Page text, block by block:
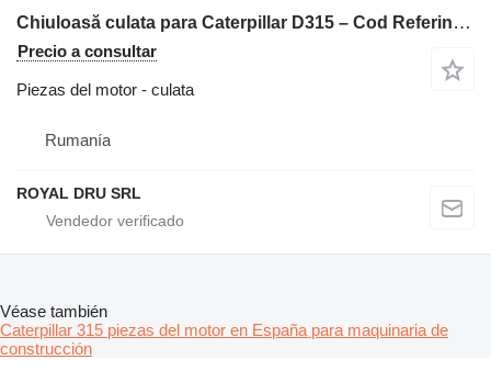
Chiuloasă culata para Caterpillar D315 – Cod Referință 6H8727 maquinaria de construcción
Precio a consultar
Piezas del motor - culata
Rumanía
ROYAL DRU SRL
Véase también
Caterpillar 315 piezas del motor en España para maquinaria de
construcción